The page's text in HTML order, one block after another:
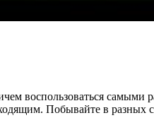
воспользоваться самыми
Побывайте в разных